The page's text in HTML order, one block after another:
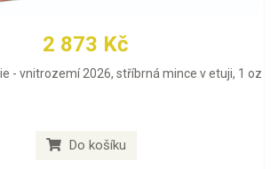
2 873 Kč
- vnitrozemí 2026, stříbrná mince v etuji, 1 oz
Do košíku